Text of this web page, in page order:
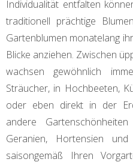
Individualität entfalten
traditionell prächtige
Gartenblumen monatelang
Blicke anziehen. Zwischen
wachsen gewöhnlich
Sträucher, in Hochbeeten,
oder eben direkt in der
andere
Geranien, Hortensien
saisongemäß Ihren